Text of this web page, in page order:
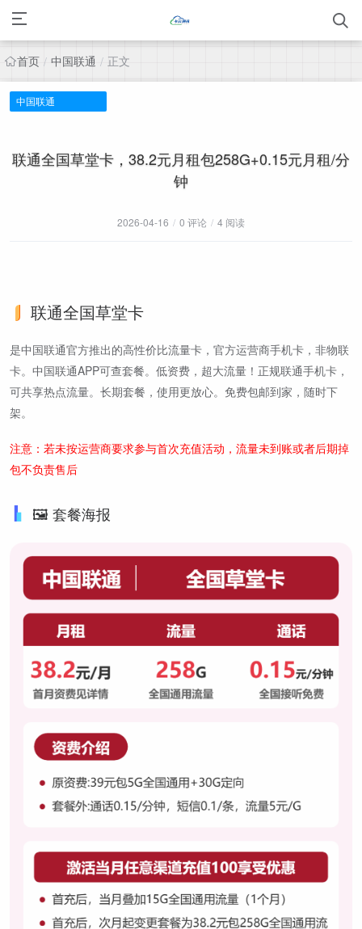
首页 / 中国联通 / 正文
中国联通
联通全国草堂卡，38.2元月租包258G+0.15元月租/分
钟
2026-04-16 / 0 评论 / 4 阅读
联通全国草堂卡
是中国联通官方推出的高性价比流量卡，官方运营商手机卡，非物联
卡。中国联通APP可查套餐。低资费，超大流量！正规联通手机卡，
可共享热点流量。长期套餐，使用更放心。免费包邮到家，随时下
架。
注意：若未按运营商要求参与首次充值活动，流量未到账或者后期掉
包不负责售后
🖼️ 套餐海报